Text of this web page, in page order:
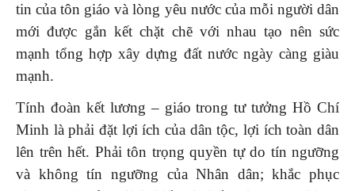
tin của tôn giáo và lòng yêu nước của mỗi người dân
mới được gắn kết chặt chẽ với nhau tạo nên sức
mạnh tổng hợp xây dựng đất nước ngày càng giàu
mạnh.
Tính đoàn kết lương – giáo trong tư tưởng Hồ Chí
Minh là phải đặt lợi ích của dân tộc, lợi ích toàn dân
lên trên hết. Phải tôn trọng quyền tự do tín ngưỡng
và không tín ngưỡng của Nhân dân; khắc phục